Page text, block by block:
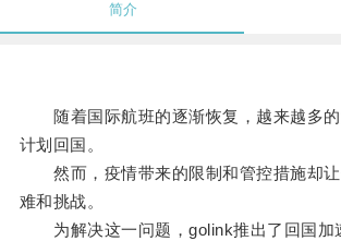
简介
随着国际航班的逐渐恢复，越来越多的
计划回国。
然而，疫情带来的限制和管控措施却让
难和挑战。
为解决这一问题，golink推出了回国加